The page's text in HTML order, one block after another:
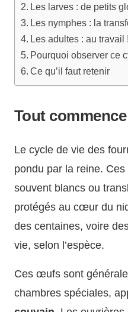
Les larves : de petits
Les nymphes : la
Les adultes : au travail !
Pourquoi observer ce
Ce qu’il faut retenir
Tout
Le cycle de vie des
pondu par la reine.
souvent blancs ou
protégés au cœur du
des centaines, voire
vie, selon l’espèce.
Ces œufs sont
chambres spéciales,